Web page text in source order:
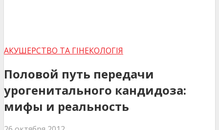
АКУШЕРСТВО ТА ГІНЕКОЛОГІЯ
Половой путь передачи
урогенитального кандидоза:
мифы и реальность